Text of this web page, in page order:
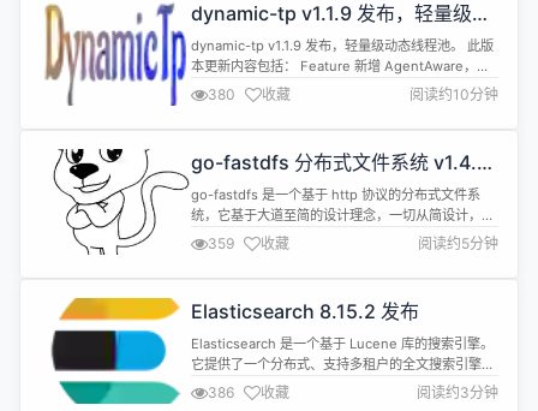
libppd、cups...
dynamic-tp v1.1.9 发布，轻量级动
态线程池
dynamic-tp v1.1.9 发布，轻量级动态线程池。 此版
本更新内容包括： Feature 新增 AgentAware，解
决在有其他 agent 增强 Runnable 情况下尝试去拿
DtpRunnable，进行 tps、tpxx、运行超时等统计功
能，1.1.7 及之前版本为了防止内存泄露会关闭这些功
380 收藏 阅读约10分钟
go-fastdfs 分布式文件系统 v1.4.7
发布，增加（删除文件名特殊字符）
选项
go-fastdfs 是一个基于 http 协议的分布式文件系
统，它基于大道至简的设计理念，一切从简设计，使
得它的运维及扩展变得更加简单，它具有高性能、高
可靠、无中心、免维护等优点。 go-fastdfs 分布式
文件系统 v1.4.7 发布，增加(删除文件名特殊字
意：使用前请认真...
359 收藏 阅读约5分钟
Elasticsearch 8.15.2 发布
Elasticsearch 是一个基于 Lucene 库的搜索引擎。
它提供了一个分布式、支持多租户的全文搜索引擎，
具有 HTTP Web 接口和无模式 JSON 文档。
Elasticsearch 基于 Java 开发，并在 SSPL +
386 收藏 阅读约3分钟